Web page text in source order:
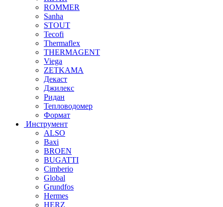
ROMMER
Sanha
STOUT
Tecofi
Thermaflex
THERMAGENT
Viega
ZETKAMA
Декаст
Джилекс
Ридан
Тепловодомер
Формат
Инструмент
ALSO
Baxi
BROEN
BUGATTI
Cimberio
Global
Grundfos
Hermes
HERZ